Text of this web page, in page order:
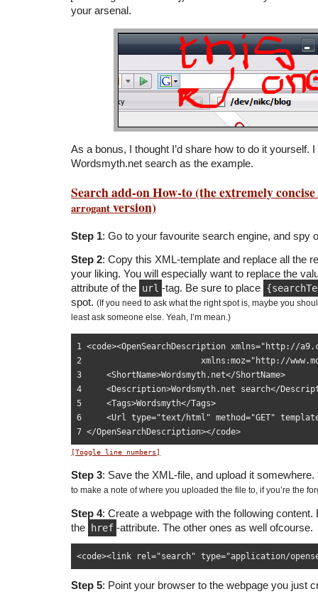
your arsenal.
As a bonus, I thought I’d share how to do it yourself.
Wordsmyth.net search as the example.
Search add-on How-to (the extremely concise
arrogantversion)
Step 1: Go to your favourite search engine, and spy
Step 2: Copy this XML-template and replace all the
your liking. You will especially want to replace the
attribute of the url -tag. Be sure to place
spot. (If you need to ask what the right spot is, maybe you
least ask someone else. Yeah, I’m mean.)
1 <code><OpenSearchDescription xmlns="http://
2                        xmlns:moz="http://
3     <ShortName>Wordsmyth.net</ShortName>
4     <Description>Wordsmyth.net search</
5     <Tags>Wordsmyth</Tags>
6     <Url type="text/html" method="GET"
[Toggle line numbers]
Step 3: Save the XML-file, and upload it somewhere.
to make a note of where you uploaded the file to, if you’re the
Step 4: Create a webpage with the following
the
href -attribute. The other ones as well ofcourse.
<code><link rel="search" type="application/
Step 5: Point your browser to the webpage you just